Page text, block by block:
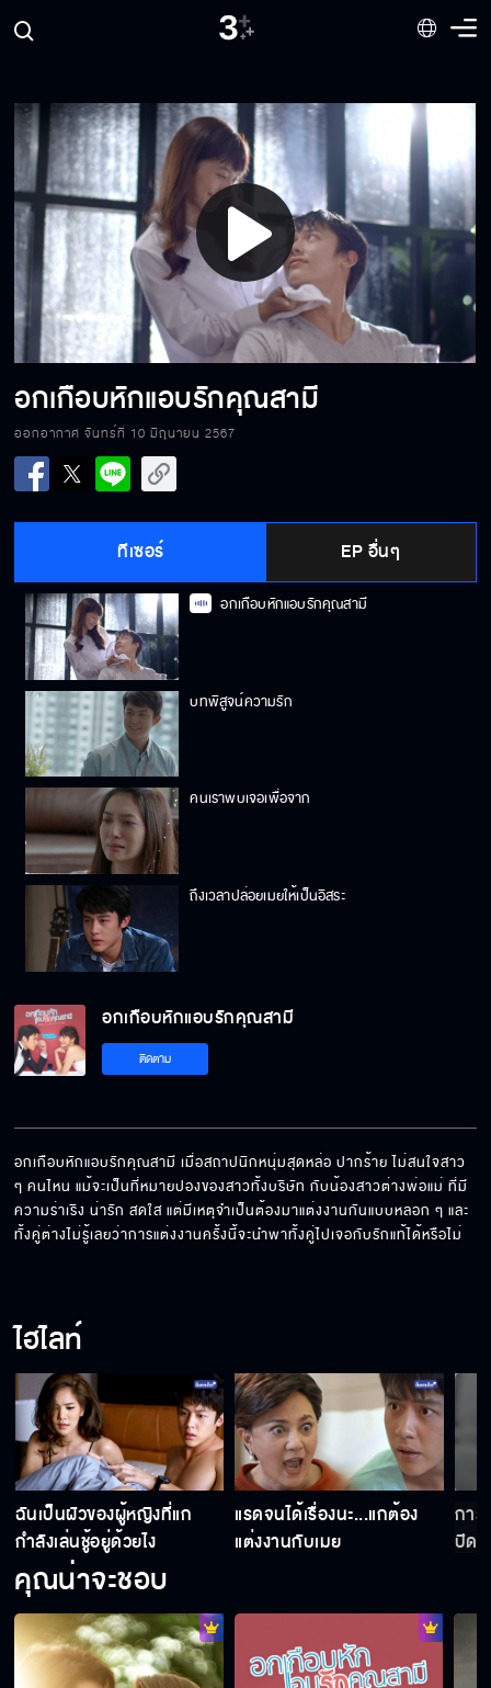
Play
Video
อกเกือบหักแอบรักคุณสามี
ออกอากาศ จันทร์ที่ 10 มิถุนายน 2567
ทีเซอร์ EP อื่นๆ
อกเกือบหักแอบรักคุณสามี
บทพิสูจน์ความรัก
คนเราพบเจอเพื่อจาก
ถึงเวลาปล่อยเมยให้เป็นอิสระ
ยอมร่วมหอคืนนี้...แถมฟรีรักนิรันดร์
เมื่อไหร่จะยอมให้เมยจีบสักที
ฉันเกลียดคนทรยศ
เมยต้องการปฏิวัติพี่เธียร
อกเกือบหักแอบรักคุณสามี
ติดตาม
อกเกือบหักแอบรักคุณสามี เมื่อสถาปนิกหนุ่มสุดหล่อ ปากร้าย ไม่สนใจสาว
ๆ คนไหน แม้จะเป็นที่หมายปองของสาวทั้งบริษัท กับน้องสาวต่างพ่อแม่ ที่มี
ความร่าเริง น่ารัก สดใส แต่มีเหตุจำเป็นต้องมาแต่งงานกันแบบหลอก ๆ และ
ทั้งคู่ต่างไม่รู้เลยว่าการแต่งงานครั้งนี้จะนำพาทั้งคู่ไปเจอกับรักแท้ได้หรือไม่
ไฮไลท์
ฉันเป็นผัวของผู้หญิงที่แก
กำลังเล่นชู้อยู่ด้วยไง
แรดจนได้เรื่องนะ...แกต้อง
แต่งงานกับเมย
การ
ปิด
คุณน่าจะชอบ